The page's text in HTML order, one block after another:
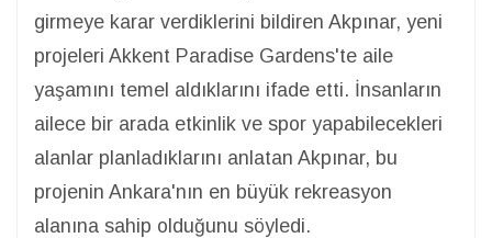
girmeye karar verdiklerini bildiren Akpınar, yeni
projeleri Akkent Paradise Gardens'te aile
yaşamını temel aldıklarını ifade etti. İnsanların
ailece bir arada etkinlik ve spor yapabilecekleri
alanlar planladıklarını anlatan Akpınar, bu
projenin Ankara'nın en büyük rekreasyon
alanına sahip olduğunu söyledi.